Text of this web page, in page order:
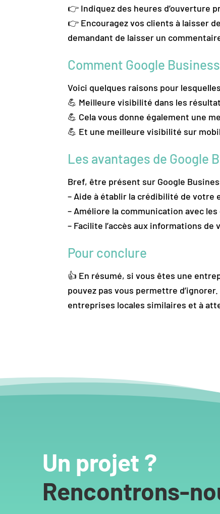
👉 Indiquez des heures d’ouverture
👉 Encouragez vos clients à laisser
demandant de laisser un
Comment Google
Voici quelques raisons pour
💪 Meilleure visibilité dans les
💪 Cela vous donne également une
💪 Et une meilleure visibilité sur
Les avantages de Google
Bref, être présent sur Google
– Aide à établir la crédibilité de votre
– Améliore la communication avec
– Facilite l’accès aux informations
Pour conclure
👍 En résumé, si vous êtes une
pouvez pas vous permettre
entreprises locales similaires et à
Un projet ?
Rencontrons-